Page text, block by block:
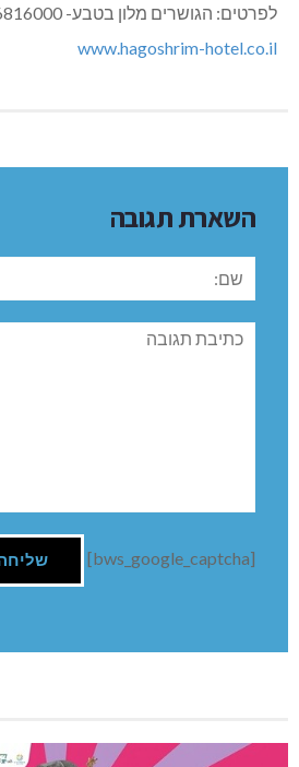
לפרטים: הגושרים מלון בטבע- 6816000- 04,
www.hagoshrim-hotel.co.il
השארת תגובה
שם:
תגובה
[bws_google_captcha]